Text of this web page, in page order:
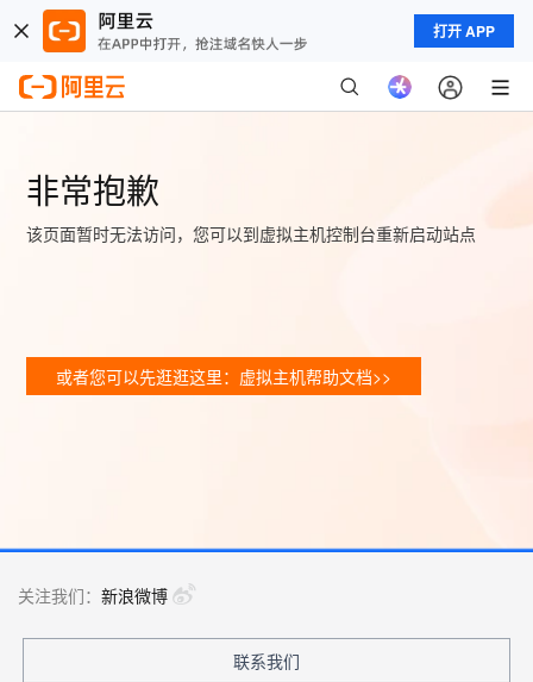
打开 APP
非常抱歉
该页面暂时无法访问，您可以到虚拟主机控制台重新启动站点
或者您可以先逛逛这里：虚拟主机帮助文档>>